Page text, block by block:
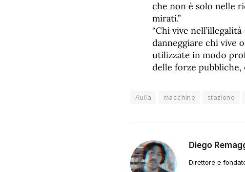
che non è solo nelle
mirati.”
“Chi vive
danneggiare chi vive
utilizzate in modo
delle forze pubbliche,
Aulla macchine stazione
Diego
Direttore e